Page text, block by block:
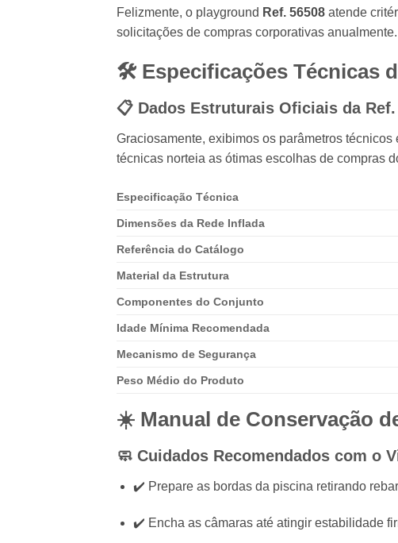
Felizmente, o playground Ref. 56508 atende
solicitações de compras corporativas anualmente.
🛠️ Especificações Técnicas
📋 Dados Estruturais Oficiais da Ref.
Graciosamente, exibimos os parâmetros
técnicas norteia as ótimas escolhas de compras
Especificação Técnica
Dimensões da Rede Inflada
Referência do Catálogo
Material da Estrutura
Componentes do Conjunto
Idade Mínima Recomendada
Mecanismo de Segurança
Peso Médio do Produto
☀️ Manual de Conservação
🧼 Cuidados Recomendados com o
✔️ Prepare as bordas da piscina retirando
✔️ Encha as câmaras até atingir estabilidade